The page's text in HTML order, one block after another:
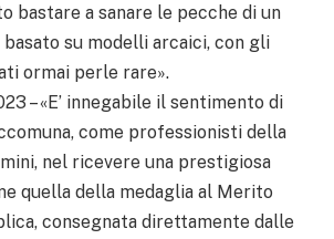
bastare a sanare le pecche di un
su modelli arcaici, con gli
ormai perle rare».
– «E’ innegabile il sentimento di
come professionisti della
nel ricevere una prestigiosa
quella della medaglia al Merito
consegnata direttamente dalle